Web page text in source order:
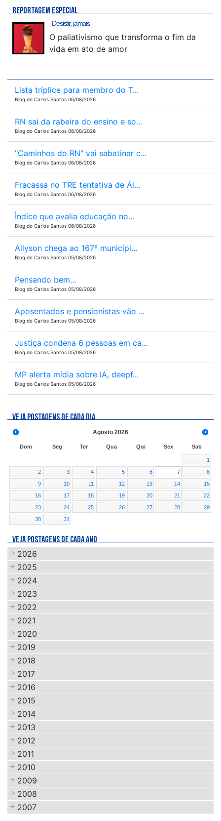
REPORTAGEM ESPECIAL
Desistir, jamais
O paliativismo que transforma o fim da
vida em ato de amor
Lista tríplice para membro do T...
Blog do Carlos Santos 06/08/2026
RN sai da rabeira do ensino e so...
Blog do Carlos Santos 06/08/2026
"Caminhos do RN" vai sabatinar c...
Blog do Carlos Santos 06/08/2026
Fracassa no TRE tentativa de Ál...
Blog do Carlos Santos 06/08/2026
Ìndice que avalia educação no...
Blog do Carlos Santos 06/08/2026
Allyson chega ao 167º municípi...
Blog do Carlos Santos 05/08/2026
Pensando bem...
Blog do Carlos Santos 05/08/2026
Aposentados e pensionistas vão ...
Blog do Carlos Santos 05/08/2026
Justiça condena 6 pessoas em ca...
Blog do Carlos Santos 05/08/2026
MP alerta mídia sobre IA, deepf...
Blog do Carlos Santos 05/08/2026
VEJA POSTAGENS DE CADA DIA
Agosto 2026
Dom Seg Ter Qua Qui Sex Sab
1
2
3 4 5 6 7
8
9
10 11 12 13 14
15
16
17 18 19 20 21
22
23
24 25 26 27 28
29
30
31
VEJA POSTAGENS DE CADA ANO
2026
2025
2024
2023
2022
2021
2020
2019
2018
2017
2016
2015
2014
2013
2012
2011
2010
2009
2008
2007